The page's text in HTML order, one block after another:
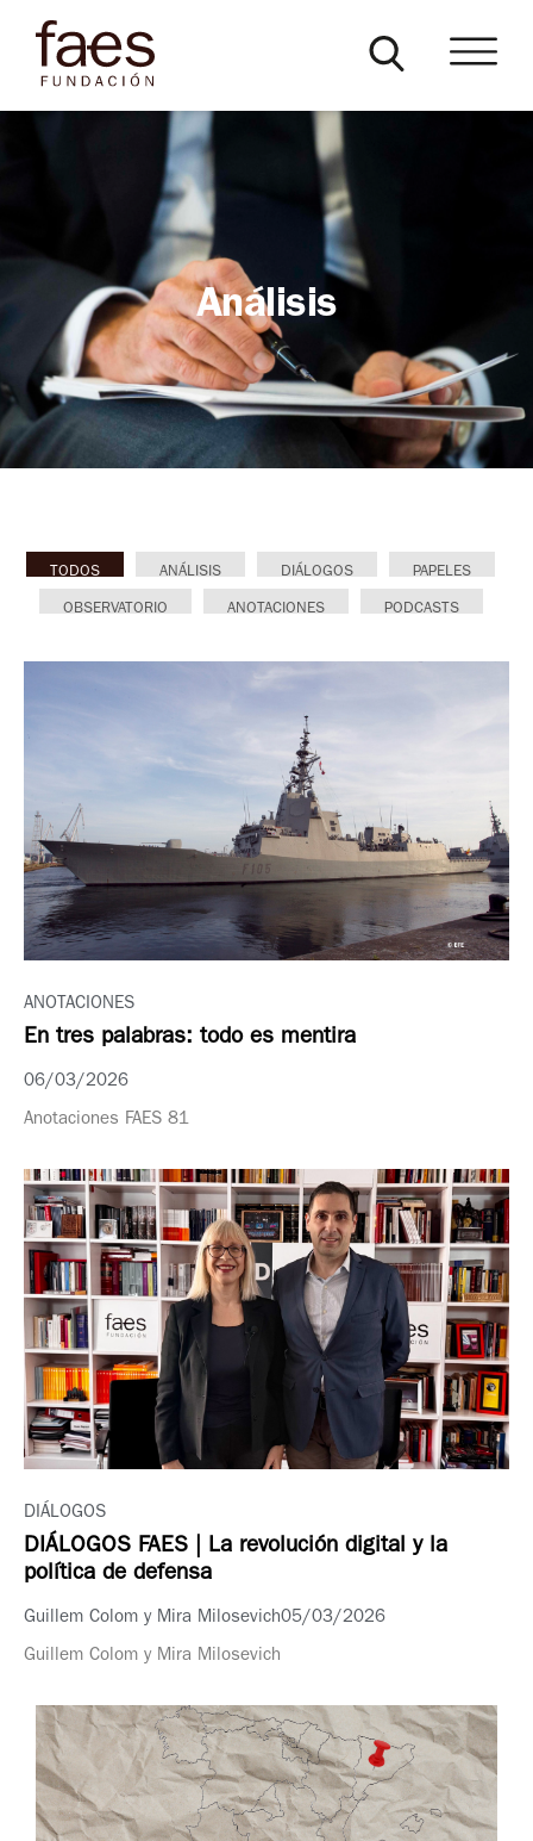
Análisis
TODOS ANÁLISIS DIÁLOGOS PAPELES
OBSERVATORIO ANOTACIONES PODCASTS
ANOTACIONES
En tres palabras: todo es mentira
06/03/2026
Anotaciones FAES 81
DIÁLOGOS
DIÁLOGOS FAES | La revolución digital y la
política de defensa
Guillem Colom y Mira Milosevich05/03/2026
Guillem Colom y Mira Milosevich